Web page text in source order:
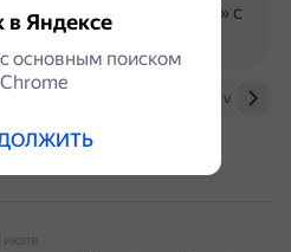
vk.com
«Производительность» с
июля
в Яндексе
основным поиском